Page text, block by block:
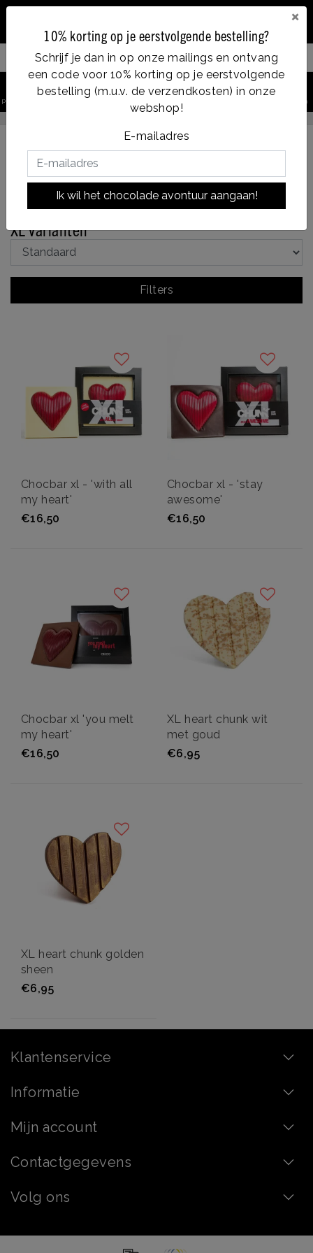
×
10% korting op je eerstvolgende bestelling?
Schrijf je dan in op onze mailings en ontvang
een code voor 10% korting op je eerstvolgende
bestelling (m.u.v. de verzendkosten) in onze
webshop!
E-mailadres
Ik wil het chocolade avontuur aangaan!
Op werkdagen voor 14:00u besteld = dezelfde dag verzonden
Terug naar Chocbar|Assortiment Chocbar
XL
XL varianten
Filters
Chocbar xl - 'with all
my heart'
€16,50
Chocbar xl - 'stay
awesome'
€16,50
Chocbar xl 'you melt
my heart'
€16,50
XL heart chunk wit
met goud
€6,95
XL heart chunk golden
sheen
€6,95
Klantenservice
Informatie
Mijn account
Contactgegevens
Volg ons
Filter your products
product zoeken Account Winkelwagen